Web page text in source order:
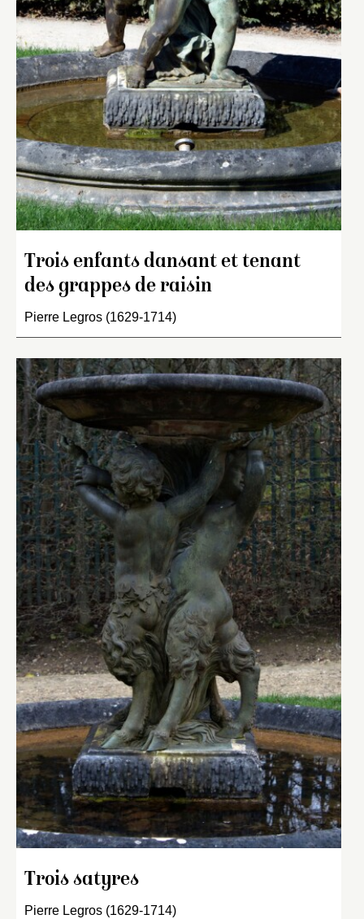
Trois enfants dansant et tenant
des grappes de raisin
Pierre Legros (1629-1714)
Trois satyres
Pierre Legros (1629-1714)